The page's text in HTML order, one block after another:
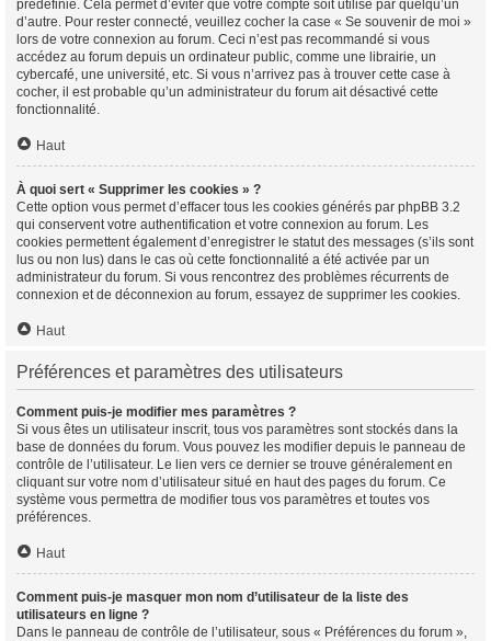
prédéfinie. Cela permet d’éviter que votre compte soit utilisé par quelqu’un
d’autre. Pour rester connecté, veuillez cocher la case « Se souvenir de moi »
lors de votre connexion au forum. Ceci n’est pas recommandé si vous
accédez au forum depuis un ordinateur public, comme une librairie, un
cybercafé, une université, etc. Si vous n’arrivez pas à trouver cette case à
cocher, il est probable qu’un administrateur du forum ait désactivé cette
fonctionnalité.
Haut
À quoi sert « Supprimer les cookies » ?
Cette option vous permet d’effacer tous les cookies générés par phpBB 3.2
qui conservent votre authentification et votre connexion au forum. Les
cookies permettent également d’enregistrer le statut des messages (s’ils sont
lus ou non lus) dans le cas où cette fonctionnalité a été activée par un
administrateur du forum. Si vous rencontrez des problèmes récurrents de
connexion et de déconnexion au forum, essayez de supprimer les cookies.
Haut
Préférences et paramètres des utilisateurs
Comment puis-je modifier mes paramètres ?
Si vous êtes un utilisateur inscrit, tous vos paramètres sont stockés dans la
base de données du forum. Vous pouvez les modifier depuis le panneau de
contrôle de l’utilisateur. Le lien vers ce dernier se trouve généralement en
cliquant sur votre nom d’utilisateur situé en haut des pages du forum. Ce
système vous permettra de modifier tous vos paramètres et toutes vos
préférences.
Haut
Comment puis-je masquer mon nom d’utilisateur de la liste des
utilisateurs en ligne ?
Dans le panneau de contrôle de l’utilisateur, sous « Préférences du forum »,